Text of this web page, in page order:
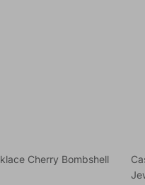
Cherry Bombshell